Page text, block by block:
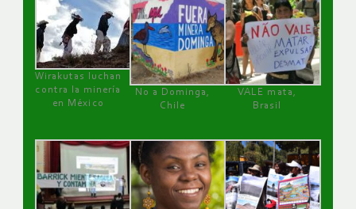
Wirakutas luchan
contra la minería
en México
No a Dominga,
Chile
VALE mata,
Brasil